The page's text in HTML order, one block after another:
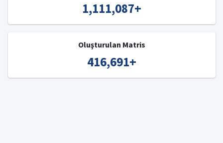
1,111,087+
Oluşturulan Matris
416,691+